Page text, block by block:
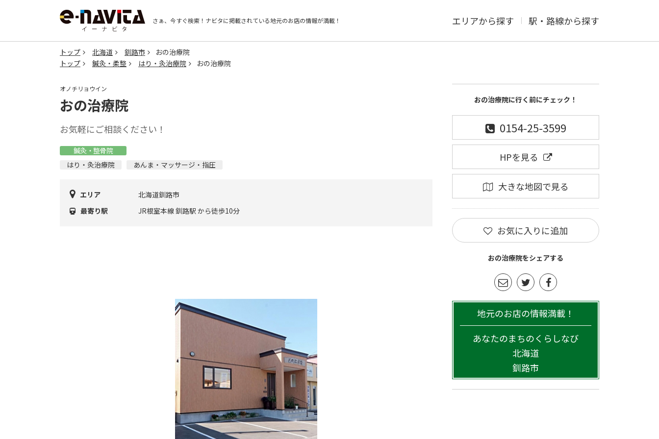
さぁ、今すぐ検索！ ナビタに掲載されている地元のお店の情報が満載！ エリアから探す 駅・路線から探す
トップ 北海道 釧路市
おの治療院
トップ
鍼灸・柔整 はり・灸治療院 おの治療院
オノチリョウイン
おの治療院
お気軽にご相談ください！
鍼灸・整骨院
はり・灸治療院
あんま・マッサージ・指圧
エリア
北海道釧路市
最寄り駅
JR根室本線 釧路駅 から徒歩10分
おの治療院に行く前にチェック！
0154-25-3599
HPを見る
大きな地図で見る
お気に入りに追加
おの治療院をシェアする
地元のお店の情報満載！
あなたのまちのくらしなび
北海道
釧路市